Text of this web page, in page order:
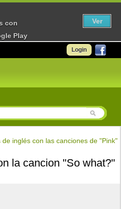
Login
de inglés con las canciones de "Pink"
la cancion "So what?"
con
Play
Ver